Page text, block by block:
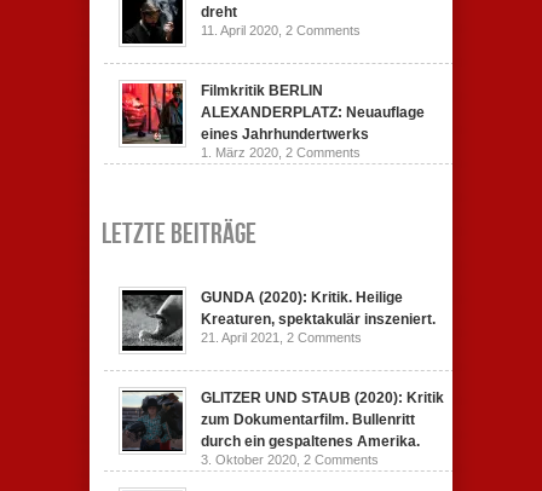
dreht
11. April 2020, 2 Comments
Filmkritik BERLIN
ALEXANDERPLATZ: Neuauflage
eines Jahrhundertwerks
1. März 2020, 2 Comments
Letzte Beiträge
GUNDA (2020): Kritik. Heilige
Kreaturen, spektakulär inszeniert.
21. April 2021, 2 Comments
GLITZER UND STAUB (2020): Kritik
zum Dokumentarfilm. Bullenritt
durch ein gespaltenes Amerika.
3. Oktober 2020, 2 Comments